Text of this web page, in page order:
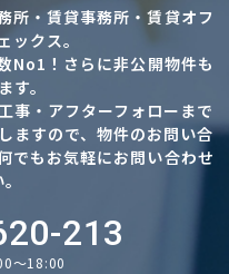
所・賃貸事務所・賃貸オフ
ックス。
No1！さらに非公開物件も
す。
事・アフターフォローまで
ますので、物件のお問い合
でもお気軽にお問い合わせ
213
～18:00